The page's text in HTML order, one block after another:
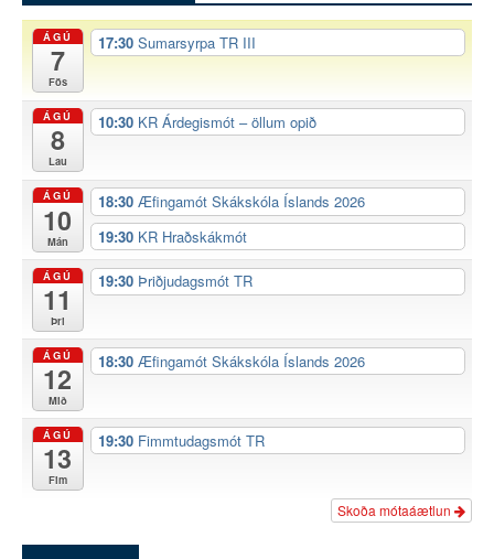
ÁGÚ
7
Fös
17:30 Sumarsyrpa TR III
ÁGÚ
8
Lau
10:30 KR Árdegismót – öllum opið
ÁGÚ
10
Mán
18:30 Æfingamót Skákskóla Íslands 2026
19:30 KR Hraðskákmót
ÁGÚ
11
Þri
19:30 Þriðjudagsmót TR
ÁGÚ
12
Mið
18:30 Æfingamót Skákskóla Íslands 2026
ÁGÚ
13
Fim
19:30 Fimmtudagsmót TR
Skoða mótaáætlun